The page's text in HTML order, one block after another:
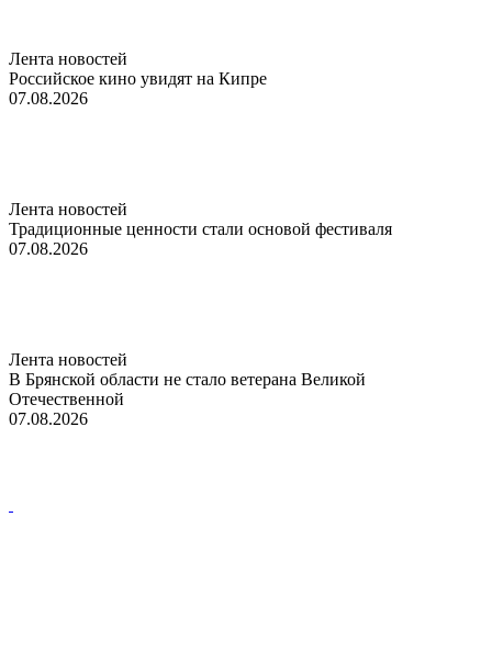
Лента новостей
Российское кино увидят на Кипре
07.08.2026
Лента новостей
Традиционные ценности стали основой фестиваля
07.08.2026
Лента новостей
В Брянской области не стало ветерана Великой
Отечественной
07.08.2026